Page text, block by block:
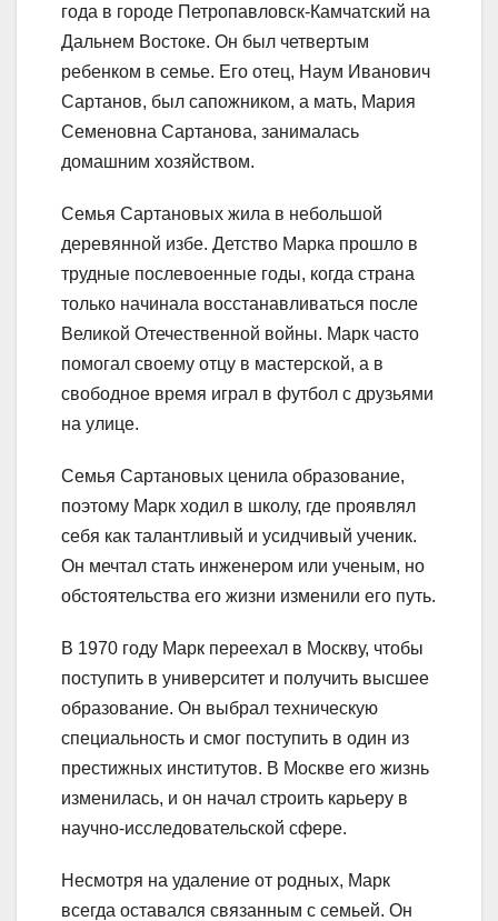
года в городе Петропавловск-Камчатский на
Дальнем Востоке. Он был четвертым
ребенком в семье. Его отец, Наум Иванович
Сартанов, был сапожником, а мать, Мария
Семеновна Сартанова, занималась
домашним хозяйством.
Семья Сартановых жила в небольшой
деревянной избе. Детство Марка прошло в
трудные послевоенные годы, когда страна
только начинала восстанавливаться после
Великой Отечественной войны. Марк часто
помогал своему отцу в мастерской, а в
свободное время играл в футбол с друзьями
на улице.
Семья Сартановых ценила образование,
поэтому Марк ходил в школу, где проявлял
себя как талантливый и усидчивый ученик.
Он мечтал стать инженером или ученым, но
обстоятельства его жизни изменили его путь.
В 1970 году Марк переехал в Москву, чтобы
поступить в университет и получить высшее
образование. Он выбрал техническую
специальность и смог поступить в один из
престижных институтов. В Москве его жизнь
изменилась, и он начал строить карьеру в
научно-исследовательской сфере.
Несмотря на удаление от родных, Марк
всегда оставался связанным с семьей. Он